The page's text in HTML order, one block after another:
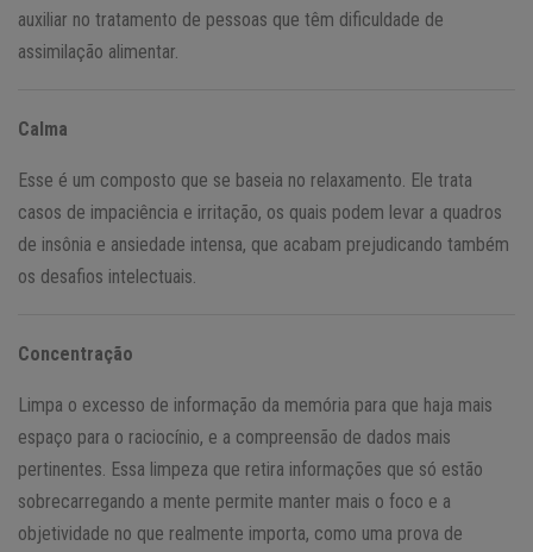
auxiliar no tratamento de pessoas que têm dificuldade de
assimilação alimentar.
Calma
Esse é um composto que se baseia no relaxamento. Ele trata
casos de impaciência e irritação, os quais podem levar a quadros
de insônia e ansiedade intensa, que acabam prejudicando também
os desafios intelectuais.
Concentração
Limpa o excesso de informação da memória para que haja mais
espaço para o raciocínio, e a compreensão de dados mais
pertinentes. Essa limpeza que retira informações que só estão
sobrecarregando a mente permite manter mais o foco e a
objetividade no que realmente importa, como uma prova de